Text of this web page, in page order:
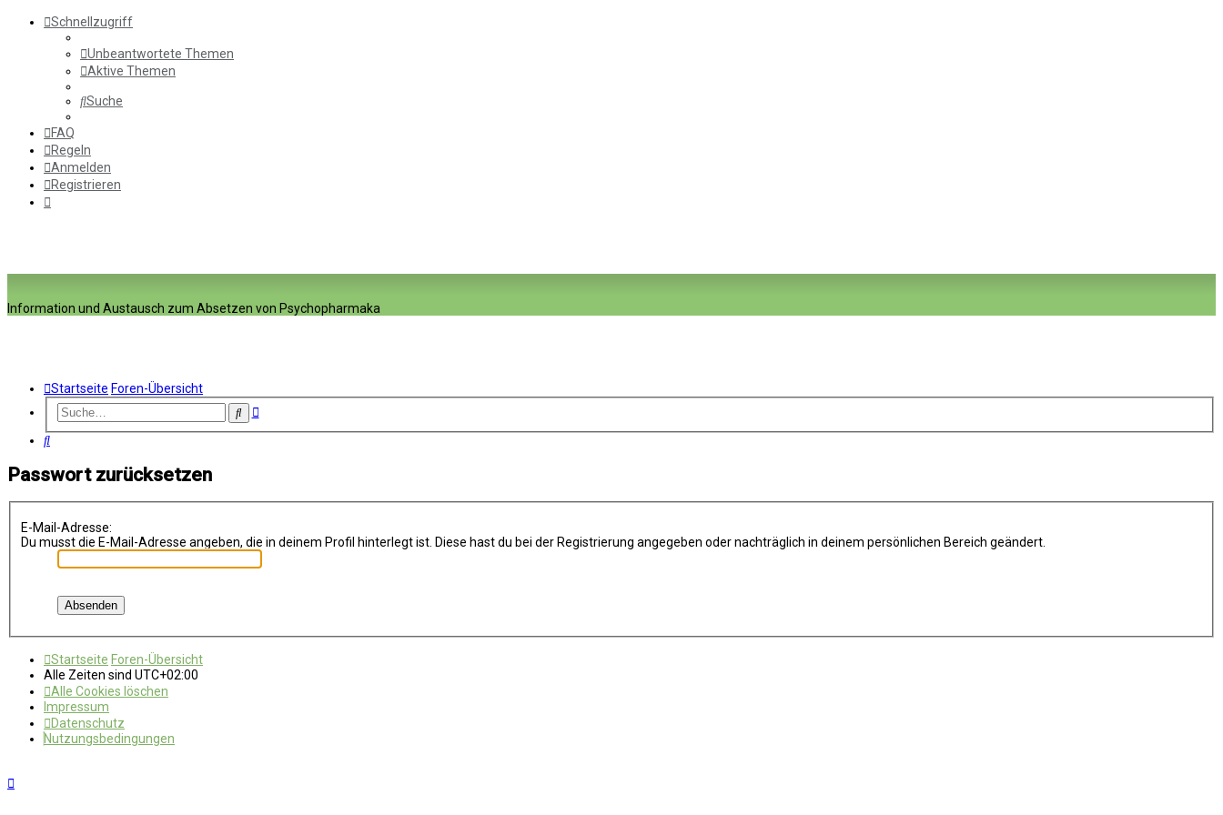
Schnellzugriff
Unbeantwortete Themen
Aktive Themen
Suche
FAQ
Regeln
Anmelden
Registrieren
Information und Austausch zum Absetzen von Psychopharmaka
Startseite Foren-Übersicht
SucheErweiterte
Suche
Passwort zurücksetzen
E-Mail-Adresse:
Du musst die E-Mail-Adresse angeben, die in deinem Profil hinterlegt ist. Diese hast du bei der Registrierung angegeben oder nachträglich in deinem persönlichen Bereich geändert.
Startseite Foren-Übersicht
Alle Zeiten sind UTC+02:00
Alle Cookies löschen
Impressum
Datenschutz
Nutzungsbedingungen